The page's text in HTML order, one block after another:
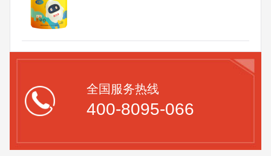
全国服务热线
400-8095-066